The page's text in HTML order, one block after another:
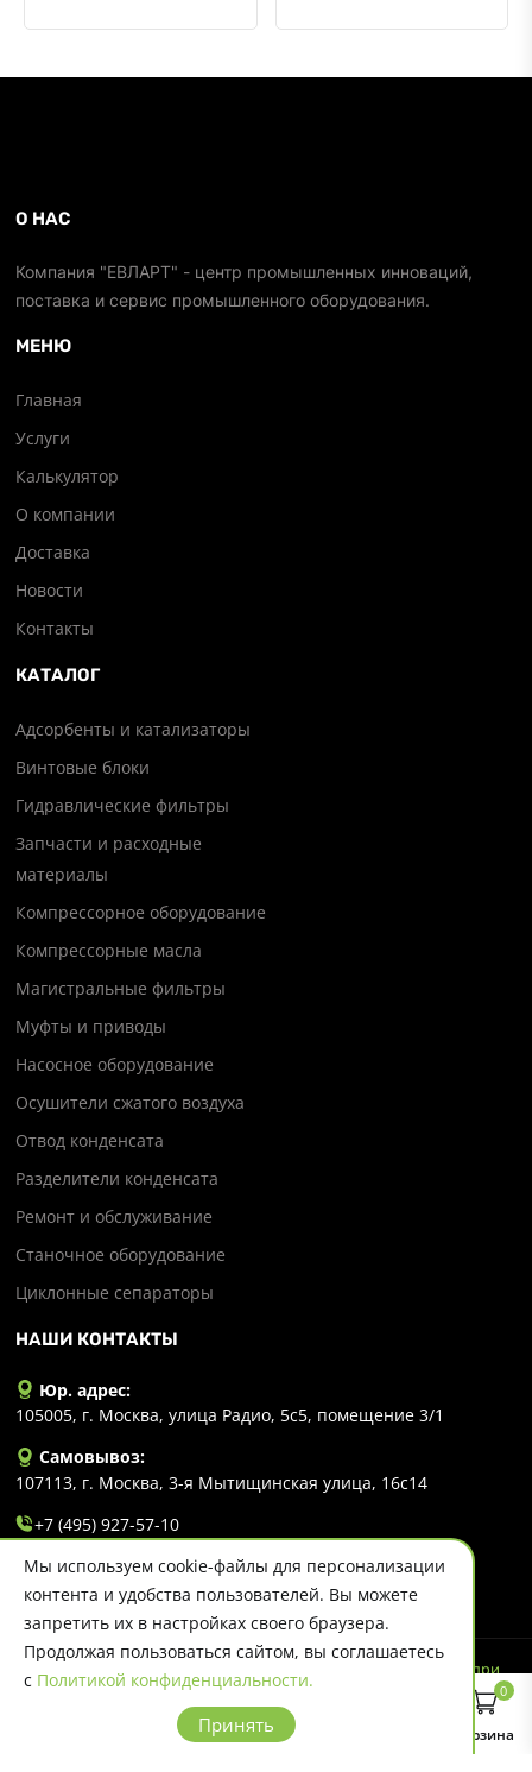
Каталог Корзина
0
О НАС
Компания "ЕВЛАРТ" - центр промышленных инноваций,
поставка и сервис промышленного оборудования.
МЕНЮ
Главная
Услуги
Калькулятор
О компании
Доставка
Новости
Контакты
КАТАЛОГ
Адсорбенты и катализаторы
Винтовые блоки
Гидравлические фильтры
Запчасти и расходные
материалы
Компрессорное оборудование
Компрессорные масла
Магистральные фильтры
Муфты и приводы
Насосное оборудование
Осушители сжатого воздуха
Отвод конденсата
Разделители конденсата
Ремонт и обслуживание
Станочное оборудование
Циклонные сепараторы
НАШИ КОНТАКТЫ
Юр. адрес:
105005, г. Москва, улица Радио, 5с5, помещение 3/1
Самовывоз:
107113, г. Москва, 3-я Мытищинская улица, 16с14
+7 (495) 927-57-10
info@evlart.ru
© 2026 Evlart. Сайт несет информационный характер и ни при
каких обстоятельствах не является публичной офертой.
Политика конфиденциальности
Мы используем cookie-файлы для персонализации
контента и удобства пользователей. Вы можете
запретить их в настройках своего браузера.
Продолжая пользоваться сайтом, вы соглашаетесь
с Политикой конфиденциальности.
Принять